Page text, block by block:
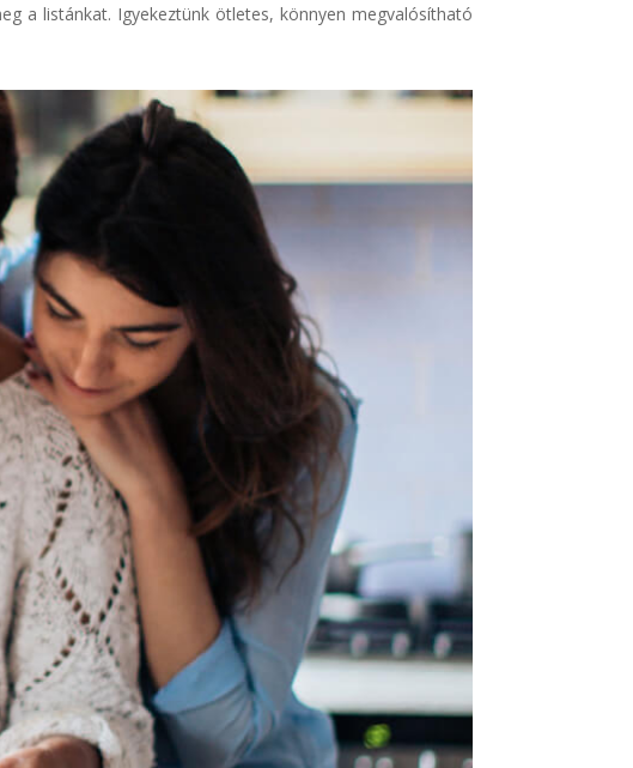
a listánkat. Igyekeztünk ötletes, könnyen megvalósítható